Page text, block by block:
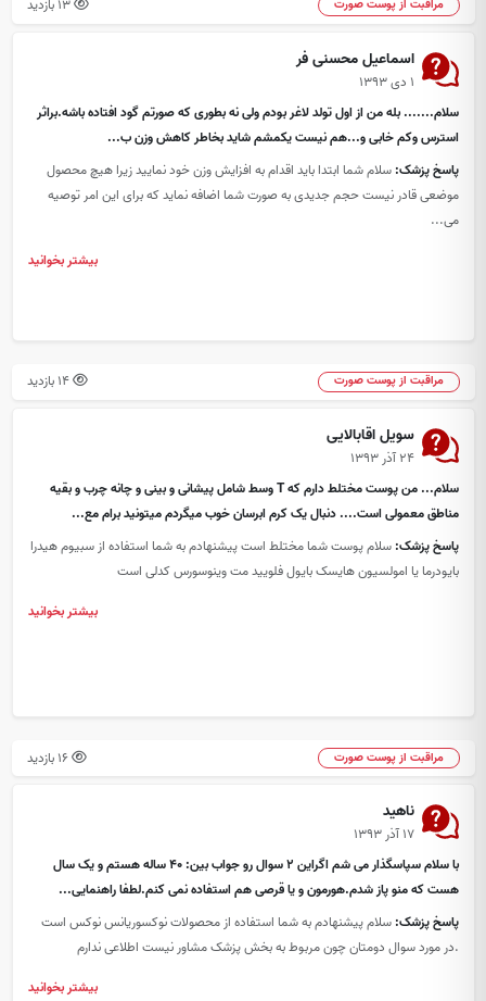
مراقبت از پوست صورت 13 بازدید
اسماعیل محسنی فر
۱ دی ۱۳۹۳
سلام....... بله من از اول تولد لاغر بودم ولی نه بطوری که صورتم گود افتاده باشه.براثر
استرس وکم خابی و...هم نیست یکمشم شاید بخاطر کاهش وزن ب...
پاسخ پزشک: سلام شما ابتدا باید اقدام به افزایش وزن خود نمایید زیرا هیچ محصول
موضعی قادر نیست حجم جدیدی به صورت شما اضافه نماید که برای این امر توصیه
می...
بیشتر بخوانید
مراقبت از پوست صورت 14 بازدید
سویل اقابالایی
۲۴ آذر ۱۳۹۳
سلام... من پوست مختلط دارم که T وسط شامل پیشانی و بینی و چانه چرب و بقیه
مناطق معمولی است.... دنبال یک کرم ابرسان خوب میگردم میتونید برام مع...
پاسخ پزشک: سلام پوست شما مختلط است پیشنهادم به شما استفاده از سبیوم هیدرا
بایودرما یا امولسیون هایسک بایول فلویید مت وینوسورس کدلی است
بیشتر بخوانید
مراقبت از پوست صورت 16 بازدید
ناهید
۱۷ آذر ۱۳۹۳
با سلام سپاسگذار می شم اگراین 2 سوال رو جواب بین: 40 ساله هستم و یک سال
هست که منو پاز شدم.هورمون و یا قرصی هم استفاده نمی کنم.لطفا راهنمایی...
پاسخ پزشک: سلام پیشنهادم به شما استفاده از محصولات نوکسوریانس نوکس است
.در مورد سوال دومتان چون مربوط به بخش پزشک مشاور نیست اطلاعی ندارم
بیشتر بخوانید